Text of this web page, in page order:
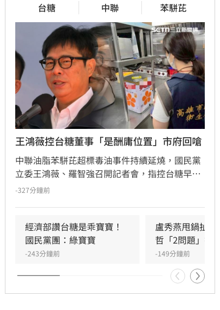
台糖 中聯 苯駢芘
王鴻薇控台糖董事「是酬庸位置」市府回嗆
中聯油脂苯駢芘超標毒油事件持續延燒，國民黨
立委王鴻薇、羅智強召開記者會，指控台糖早在
五月即知情卻隱匿不報，並質疑台糖董事會淪為
回，強調陳其邁市長未曾推薦台糖人事，呼籲勿
惡意抹黑。同時，高市府反擊指出王鴻薇曾收受
遭重罰的南僑油脂政治獻金，質疑其發言動機。
雙方陣營針對台糖人事布局與食安通報責任展開
激烈政治攻防，事件背後的政治角力與食安疑雲
恐將持續擴大，民眾對於食安把關的信任度亦備
-327分鐘前
經濟部讚台糖是乖寶寶！
國民黨團：綠寶寶
-243分鐘前
盧秀燕甩鍋扯
哲「2問題」打
-149分鐘前